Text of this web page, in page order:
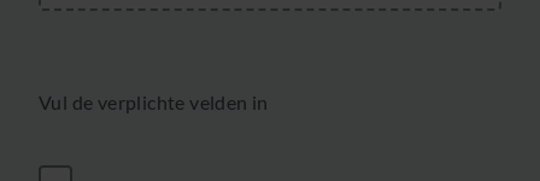
Vul de verplichte velden in